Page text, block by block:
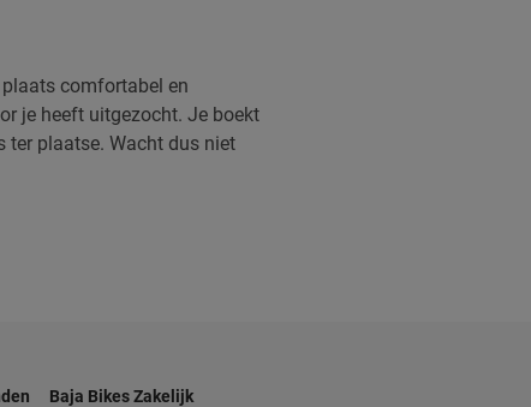
comfortabel en
je heeft uitgezocht. Je boekt
ter plaatse. Wacht dus niet
Baja Bikes Zakelijk